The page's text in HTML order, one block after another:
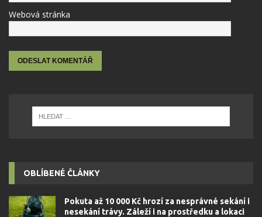
Webová stránka
OBLÍBENÉ ČLÁNKY
Pokuta až 10 000 Kč hrozí za nesprávné sekání i
nesekání trávy. Záleží i na prostředku a lokaci